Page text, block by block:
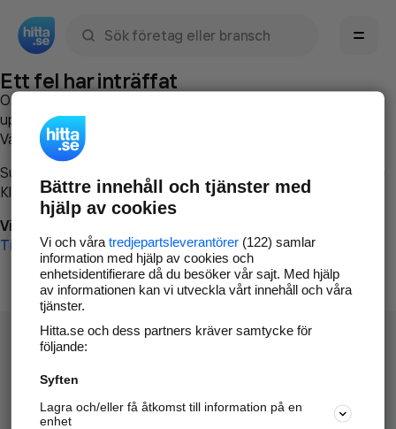
Ett fel har inträffat
Om du vill kan du
uppstod så att vi lättare och snabbare kan avhjälpa det.
Vänligen försök med följande:
Surfa till
Klicka påTillbaka-knappen i webbläsaren och försök igen
Vi beklagar besväret!
Till startsidan
Hitta.se - Gratis nummerupplysning.
Sök företag, personer och platser.
Bättre innehåll och tjänster med
hjälp av cookies
Vi och våra tredjepartsleverantörer(122) samlar
information med hjälp av cookies och
enhetsidentifierare då du besöker vår sajt. Med hjälp
av informationen kan vi utveckla vårt innehåll och våra
tjänster.
Hitta.se och dess partners kräver samtycke för
följande:
Syften
Lagra och/eller få åtkomst till information på en
enhet